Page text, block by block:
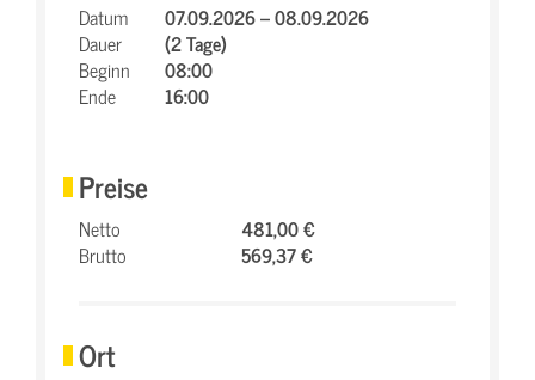
Datum
07.09.2026 – 08.09.2026
Dauer
(2 Tage)
Beginn
08:00
Ende
16:00
Preise
Netto
481,00 €
Brutto
569,37 €
Ort